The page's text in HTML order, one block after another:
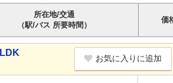
所在地/交通
（駅/バス 所要時間）
価
お気に入りに追加